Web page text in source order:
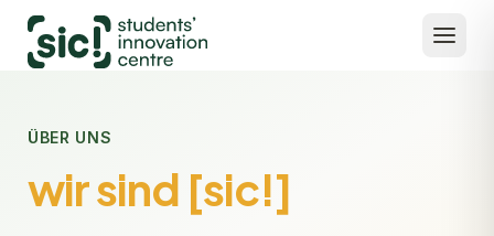
ÜBER UNS
wir sind [sic!]